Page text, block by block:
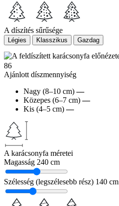
A díszítés sűrűsége
Légies Klasszikus Gazdag
86
Ajánlott díszmennyiség
Nagy (8–10 cm) —
Közepes (6–7 cm) —
Kis (4–5 cm) —
A karácsonyfa méretei
Magasság 240 cm
Szélesség (legszélesebb rész) 140 cm